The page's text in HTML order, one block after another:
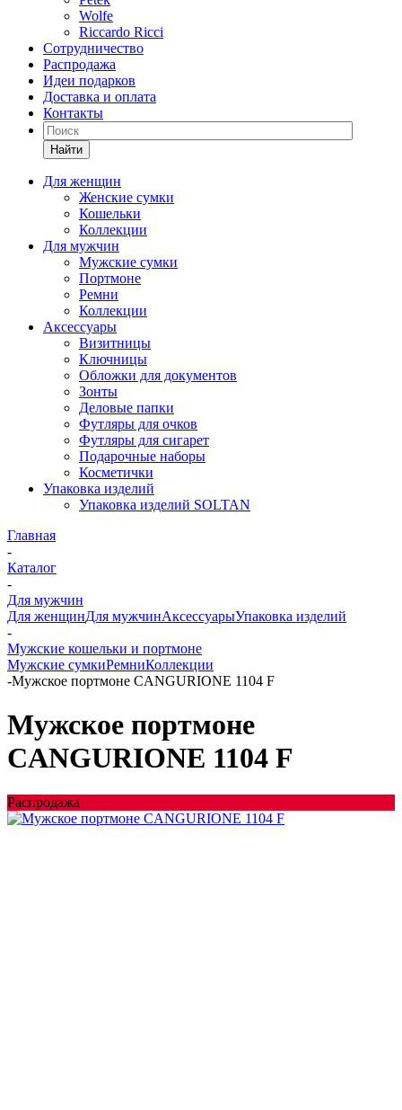
Wolfe
Riccardo Ricci
Сотрудничество
Распродажа
Идеи подарков
Доставка и оплата
Контакты
Найти
Для женщин
Женские сумки
Кошельки
Коллекции
Для мужчин
Мужские сумки
Портмоне
Ремни
Коллекции
Аксессуары
Визитницы
Ключницы
Обложки для документов
Зонты
Деловые папки
Футляры для очков
Футляры для сигарет
Подарочные наборы
Косметички
Упаковка изделий
Упаковка изделий SOLTAN
Главная
-
Каталог
-
Для мужчин
Для женщинДля мужчинАксессуарыУпаковка изделий
-
Мужские кошельки и портмоне
Мужские сумкиРемниКоллекции
-Мужское портмоне CANGURIONE 1104 F
Мужское портмоне
CANGURIONE 1104 F
Распродажа